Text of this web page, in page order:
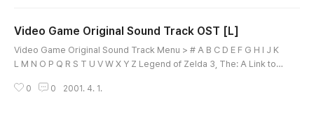
k / 메가맨 배틀 네트워크 - Gameboy Advance Megaman X / Rockm..
Video Game Original Sound Track OST [L]
Video Game Original Sound Track Menu > # A B C D E F G H I J K
L M N O P Q R S T U V W X Y Z Legend of Zelda 3, The: A Link to t
d of Zelda, The: Majora's Mask / 젤다의 전설: 무쥬라의 가면 - Nintend
0 0 2001. 4. 1.